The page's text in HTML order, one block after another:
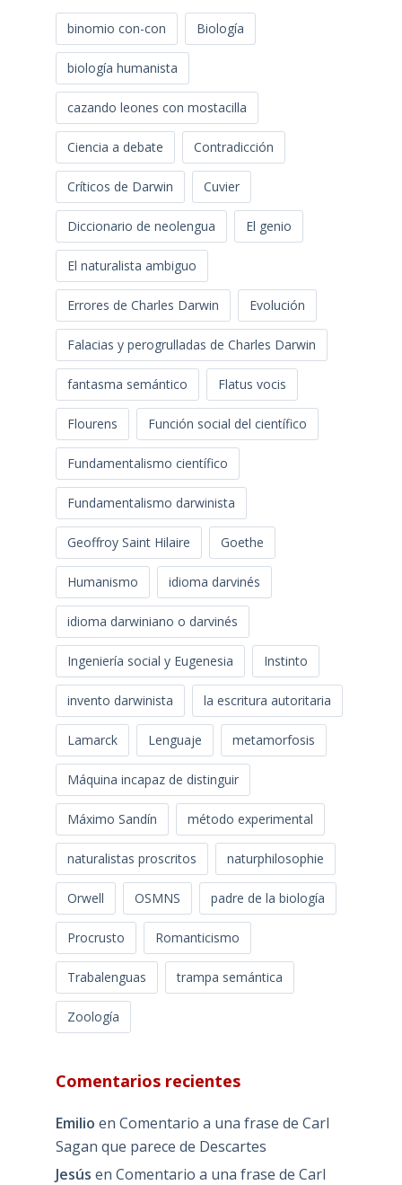
binomio con-con Biología
biología humanista
cazando leones con mostacilla
Ciencia a debate Contradicción
Críticos de Darwin Cuvier
Diccionario de neolengua El genio
El naturalista ambiguo
Errores de Charles Darwin Evolución
Falacias y perogrulladas de Charles Darwin
fantasma semántico Flatus vocis
Flourens Función social del científico
Fundamentalismo científico
Fundamentalismo darwinista
Geoffroy Saint Hilaire Goethe
Humanismo idioma darvinés
idioma darwiniano o darvinés
Ingeniería social y Eugenesia Instinto
invento darwinista la escritura autoritaria
Lamarck Lenguaje metamorfosis
Máquina incapaz de distinguir
Máximo Sandín método experimental
naturalistas proscritos naturphilosophie
Orwell OSMNS padre de la biología
Procrusto Romanticismo
Trabalenguas trampa semántica
Zoología
Comentarios recientes
Emilio en Comentario a una frase de Carl
Sagan que parece de Descartes
Jesús en Comentario a una frase de Carl